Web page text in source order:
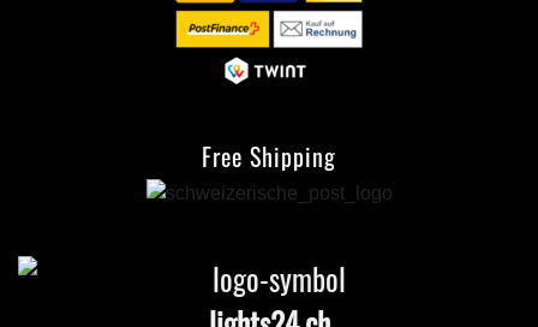
Free Shipping